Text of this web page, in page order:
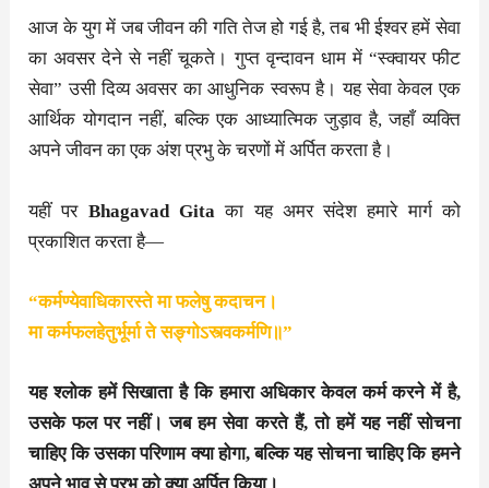
आज के युग में जब जीवन की गति तेज हो गई है, तब भी ईश्वर हमें सेवा
का अवसर देने से नहीं चूकते। गुप्त वृन्दावन धाम में “स्क्वायर फीट
सेवा” उसी दिव्य अवसर का आधुनिक स्वरूप है। यह सेवा केवल एक
आर्थिक योगदान नहीं, बल्कि एक आध्यात्मिक जुड़ाव है, जहाँ व्यक्ति
अपने जीवन का एक अंश प्रभु के चरणों में अर्पित करता है।
यहीं पर Bhagavad Gita का यह अमर संदेश हमारे मार्ग को
प्रकाशित करता है—
“कर्मण्येवाधिकारस्ते मा फलेषु कदाचन।
मा कर्मफलहेतुर्भूर्मा ते सङ्गोऽस्त्वकर्मणि॥”
यह श्लोक हमें सिखाता है कि हमारा अधिकार केवल कर्म करने में है,
उसके फल पर नहीं। जब हम सेवा करते हैं, तो हमें यह नहीं सोचना
चाहिए कि उसका परिणाम क्या होगा, बल्कि यह सोचना चाहिए कि हमने